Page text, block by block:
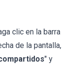
clic en la barra
de la pantalla,
" y